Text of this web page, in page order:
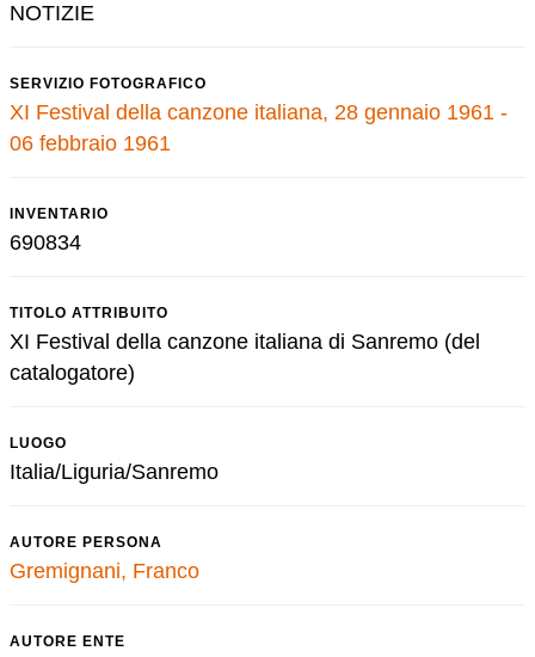
NOTIZIE
SERVIZIO FOTOGRAFICO
XI Festival della canzone italiana, 28 gennaio 1961 -
06 febbraio 1961
INVENTARIO
690834
TITOLO ATTRIBUITO
XI Festival della canzone italiana di Sanremo (del
catalogatore)
LUOGO
Italia/Liguria/Sanremo
AUTORE PERSONA
Gremignani, Franco
AUTORE ENTE